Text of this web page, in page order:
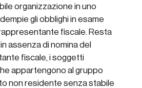
organizzazione in uno
gli obblighi in esame
fiscale. Resta
assenza di nomina del
fiscale, i soggetti
appartengono al gruppo
non residente senza stabile